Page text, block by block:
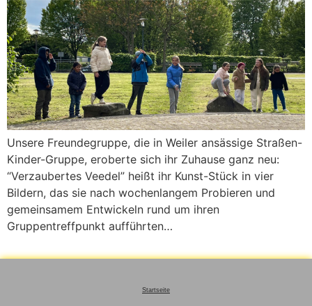
Unsere Freundegruppe, die in Weiler ansässige Straßen-
Kinder-Gruppe, eroberte sich ihr Zuhause ganz neu:
“Verzaubertes Veedel” heißt ihr Kunst-Stück in vier
Bildern, das sie nach wochenlangem Probieren und
gemeinsamem Entwickeln rund um ihren
Gruppentreffpunkt aufführten…
Startseite